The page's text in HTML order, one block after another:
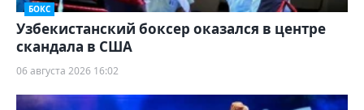
БОКС
Узбекистанский боксер оказался в центре
скандала в США
06 августа 2026 16:02